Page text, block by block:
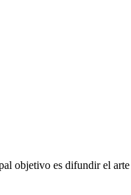
objetivo es difundir el